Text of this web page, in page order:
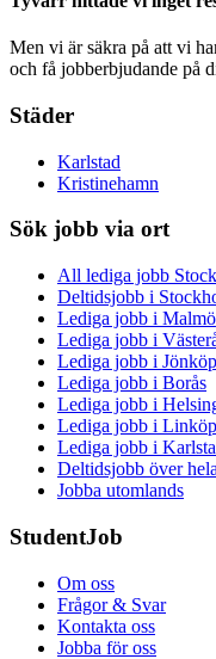
Men vi är säkra på att vi
och få jobberbjudande på
Städer
Karlstad
Kristinehamn
Sök jobb via ort
All lediga jobb
Deltidsjobb i
Lediga jobb i Malmö
Lediga jobb i
Lediga jobb i
Lediga jobb i Borås
Lediga jobb i
Lediga jobb i
Lediga jobb i
Deltidsjobb över
Jobba utomlands
StudentJob
Om oss
Frågor & Svar
Kontakta oss
Jobba för oss